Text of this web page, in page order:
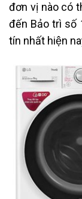
đơn vị nào có
đến Bảo trì số
tín nhất hiện